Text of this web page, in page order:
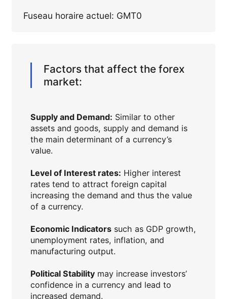
Fuseau horaire actuel: GMT0
Factors that affect the forex
market:
Supply and Demand: Similar to other
assets and goods, supply and demand is
the main determinant of a currency’s
value.
Level of Interest rates: Higher interest
rates tend to attract foreign capital
increasing the demand and thus the value
of a currency.
Economic Indicatorssuch as GDP growth,
unemployment rates, inflation, and
manufacturing output.
Political Stabilitymay increase investors’
confidence in a currency and lead to
increased demand.